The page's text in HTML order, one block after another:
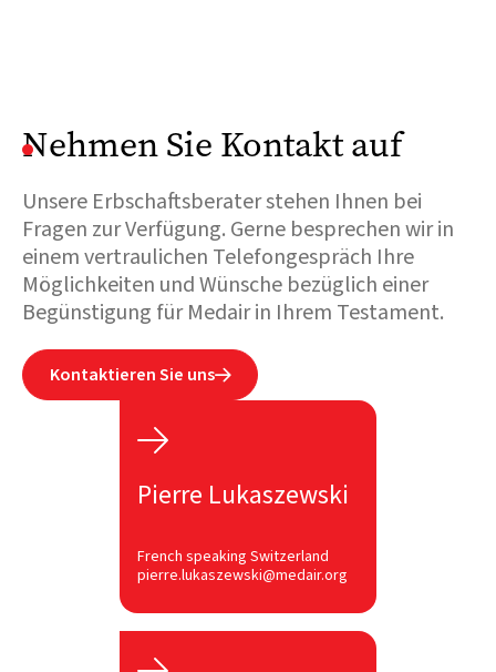
Nehmen Sie Kontakt auf
Unsere Erbschaftsberater stehen Ihnen bei
Fragen zur Verfügung. Gerne besprechen wir in
einem vertraulichen Telefongespräch Ihre
Möglichkeiten und Wünsche bezüglich einer
Begünstigung für Medair in Ihrem Testament.
Kontaktieren Sie uns

Pierre Lukaszewski
French speaking Switzerland
pierre.lukaszewski@medair.org